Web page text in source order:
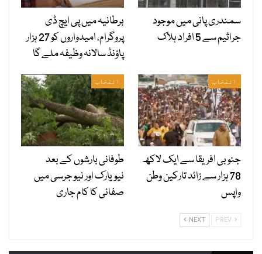
سمندری پانی میں موجود
جراثیم سے 5 افراد ہلاک
برطانیہ میں پی ایچ ڈی
پروگرام، امیدواروں کو 27 ہزار
پاؤنڈ سالانہ وظیفہ ملے گا
انتخاب
جنوبی افریقا سے ایک لاکھ
78 ہزار سے زائد تارکین وطن
واپس
انتخاب
طوفانی بارشوں کے بعد
نیویارک اور نیو جرسی میں
صفائی کا کام جاری
NEXT